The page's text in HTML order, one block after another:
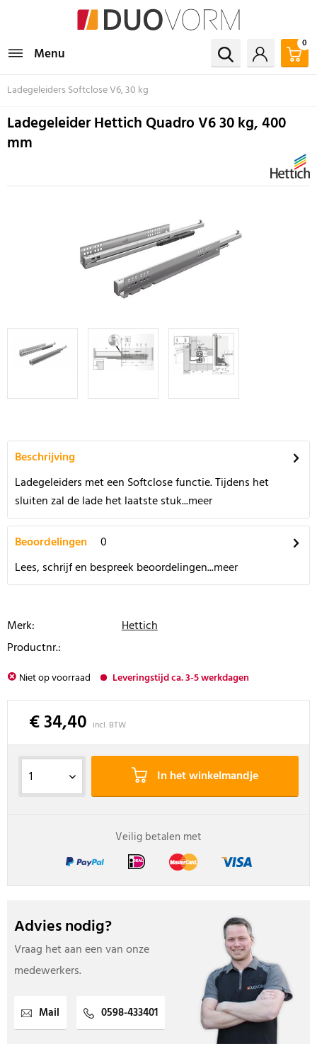
Menu
0
Ladegeleiders Softclose V6, 30 kg
Ladegeleider Hettich Quadro V6 30 kg, 400
mm
Beschrijving
Ladegeleiders met een Softclose functie. Tijdens het
sluiten zal de lade het laatste stuk...meer
Beoordelingen
0
Lees, schrijf en bespreek beoordelingen...meer
Merk:
Hettich
Productnr.:
Niet op voorraad Leveringstijd ca. 3-5 werkdagen
€ 34,40 incl. BTW
In het winkelmandje
Veilig betalen met
Advies nodig?
Vraag het aan een van onze
medewerkers.
Mail 0598-433401